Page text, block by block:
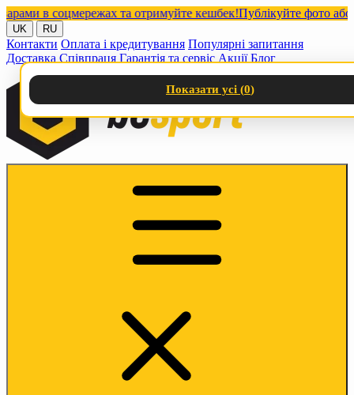
в соцмережах та отримуйте кешбек!Публікуйте фото або
UK RU
Контакти Оплата і кредитування Популярні запитання
Доставка Співпраця Гарантія та сервіс Акції Блог
Показати усі (0)